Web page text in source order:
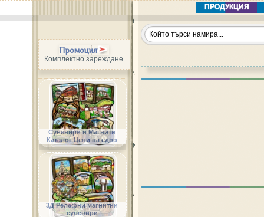
ПРОДУКЦИЯ
Промоция
Комплектно зареждане
Сувенири и Магнити
Каталог Цени на едро
3Д Релефни магнитни
сувенири